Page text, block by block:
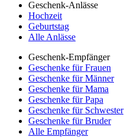
Geschenk-Anlässe
Hochzeit
Geburtstag
Alle Anlässe
Geschenk-Empfänger
Geschenke für Frauen
Geschenke für Männer
Geschenke für Mama
Geschenke für Papa
Geschenke für Schwester
Geschenke für Bruder
Alle Empfänger